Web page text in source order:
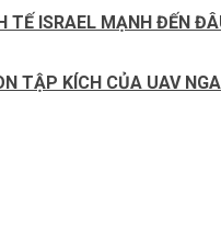
TẾ ISRAEL MẠNH ĐẾN
TẬP KÍCH CỦA UAV NGA